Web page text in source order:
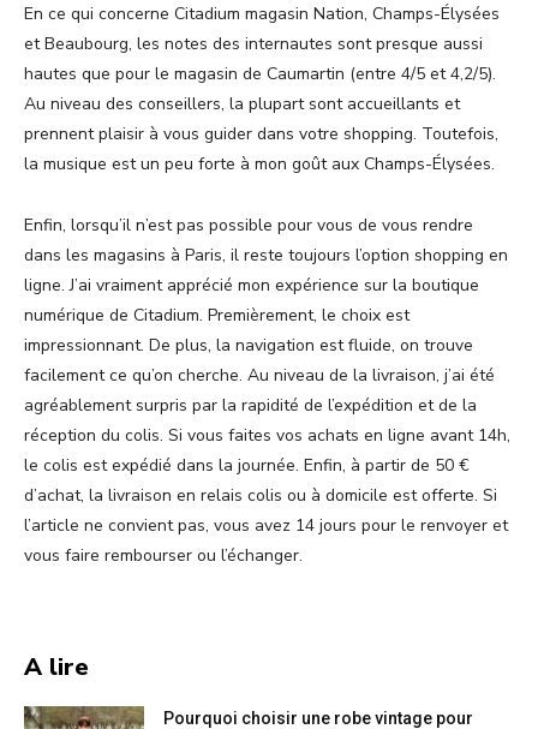
En ce qui concerne Citadium magasin Nation, Champs-Élysées
et Beaubourg, les notes des internautes sont presque aussi
hautes que pour le magasin de Caumartin (entre 4/5 et 4,2/5).
Au niveau des conseillers, la plupart sont accueillants et
prennent plaisir à vous guider dans votre shopping. Toutefois,
la musique est un peu forte à mon goût aux Champs-Élysées.
Enfin, lorsqu’il n’est pas possible pour vous de vous rendre
dans les magasins à Paris, il reste toujours l’option shopping en
ligne. J’ai vraiment apprécié mon expérience sur la boutique
numérique de Citadium. Premièrement, le choix est
impressionnant. De plus, la navigation est fluide, on trouve
facilement ce qu’on cherche. Au niveau de la livraison, j’ai été
agréablement surpris par la rapidité de l’expédition et de la
réception du colis. Si vous faites vos achats en ligne avant 14h,
le colis est expédié dans la journée. Enfin, à partir de 50 €
d’achat, la livraison en relais colis ou à domicile est offerte. Si
l’article ne convient pas, vous avez 14 jours pour le renvoyer et
vous faire rembourser ou l’échanger.
A lire
Pourquoi choisir une robe vintage pour